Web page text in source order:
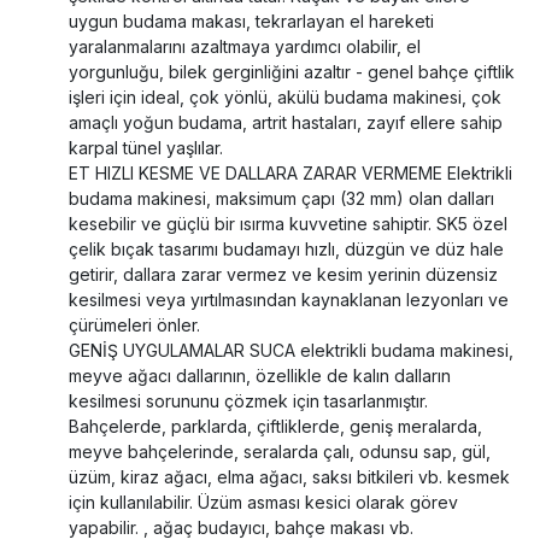
uygun budama makası, tekrarlayan el hareketi
yaralanmalarını azaltmaya yardımcı olabilir, el
yorgunluğu, bilek gerginliğini azaltır - genel bahçe çiftlik
işleri için ideal, çok yönlü, akülü budama makinesi, çok
amaçlı yoğun budama, artrit hastaları, zayıf ellere sahip
karpal tünel yaşlılar.
ET HIZLI KESME VE DALLARA ZARAR VERMEME Elektrikli
budama makinesi, maksimum çapı (32 mm) olan dalları
kesebilir ve güçlü bir ısırma kuvvetine sahiptir. SK5 özel
çelik bıçak tasarımı budamayı hızlı, düzgün ve düz hale
getirir, dallara zarar vermez ve kesim yerinin düzensiz
kesilmesi veya yırtılmasından kaynaklanan lezyonları ve
çürümeleri önler.
GENİŞ UYGULAMALAR SUCA elektrikli budama makinesi,
meyve ağacı dallarının, özellikle de kalın dalların
kesilmesi sorununu çözmek için tasarlanmıştır.
Bahçelerde, parklarda, çiftliklerde, geniş meralarda,
meyve bahçelerinde, seralarda çalı, odunsu sap, gül,
üzüm, kiraz ağacı, elma ağacı, saksı bitkileri vb. kesmek
için kullanılabilir. Üzüm asması kesici olarak görev
yapabilir. , ağaç budayıcı, bahçe makası vb.